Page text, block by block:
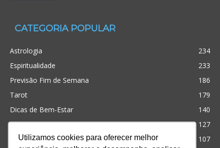
Utilizamos cookies para oferecer melhor
CATEGORIA POPULAR
Astrologia
234
Espiritualidade
233
Previsão Fim de Semana
186
Tarot
179
Dicas de Bem-Estar
140
Cristianismo
127
Simpatias
107